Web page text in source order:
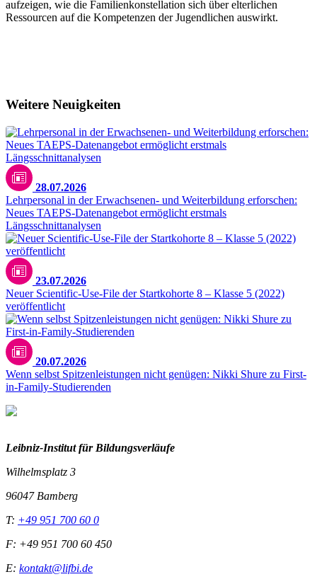
aufzeigen, wie die Familienkonstellation sich über elterlichen
Ressourcen auf die Kompetenzen der Jugendlichen auswirkt.
Weitere Neuigkeiten
28.07.2026
Lehrpersonal in der Erwachsenen- und Weiterbildung erforschen:
Neues TAEPS-Datenangebot ermöglicht erstmals
Längsschnittanalysen
23.07.2026
Neuer Scientific-Use-File der Startkohorte 8 – Klasse 5 (2022)
veröffentlicht
20.07.2026
Wenn selbst Spitzenleistungen nicht genügen: Nikki Shure zu First-
in-Family-Studierenden
Leibniz-Institut für Bildungsverläufe
Wilhelmsplatz 3
96047 Bamberg
T: +49 951 700 60 0
F: +49 951 700 60 450
E: kontakt@lifbi.de